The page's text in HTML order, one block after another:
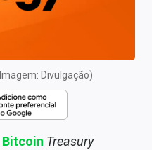
Divulgação)
Bitcoin Treasury